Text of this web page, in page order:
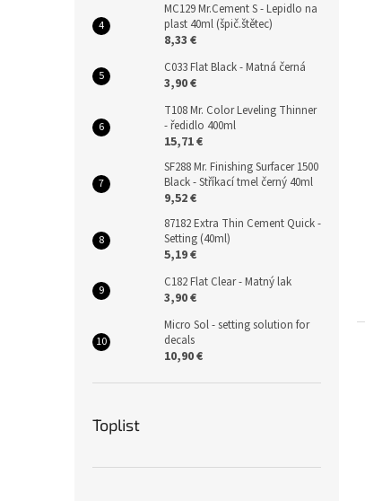
MC129 Mr.Cement S - Lepidlo na
plast 40ml (špič.štětec)
8,33 €
C033 Flat Black - Matná černá
3,90 €
T108 Mr. Color Leveling Thinner
- ředidlo 400ml
15,71 €
SF288 Mr. Finishing Surfacer 1500
Black - Stříkací tmel černý 40ml
9,52 €
87182 Extra Thin Cement Quick -
Setting (40ml)
5,19 €
C182 Flat Clear - Matný lak
3,90 €
Micro Sol - setting solution for
decals
10,90 €
Toplist